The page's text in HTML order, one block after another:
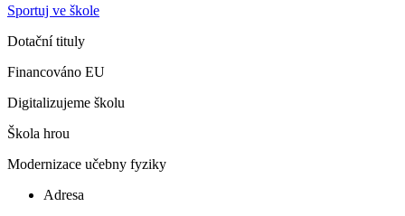
Sportuj ve škole
Dotační tituly
Financováno EU
Digitalizujeme školu
Škola hrou
Modernizace učebny fyziky
Adresa